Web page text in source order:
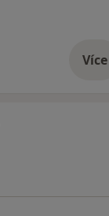
Více
o